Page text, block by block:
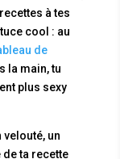
à tes
cool : au
de
la main, tu
plus sexy
velouté, un
ta recette